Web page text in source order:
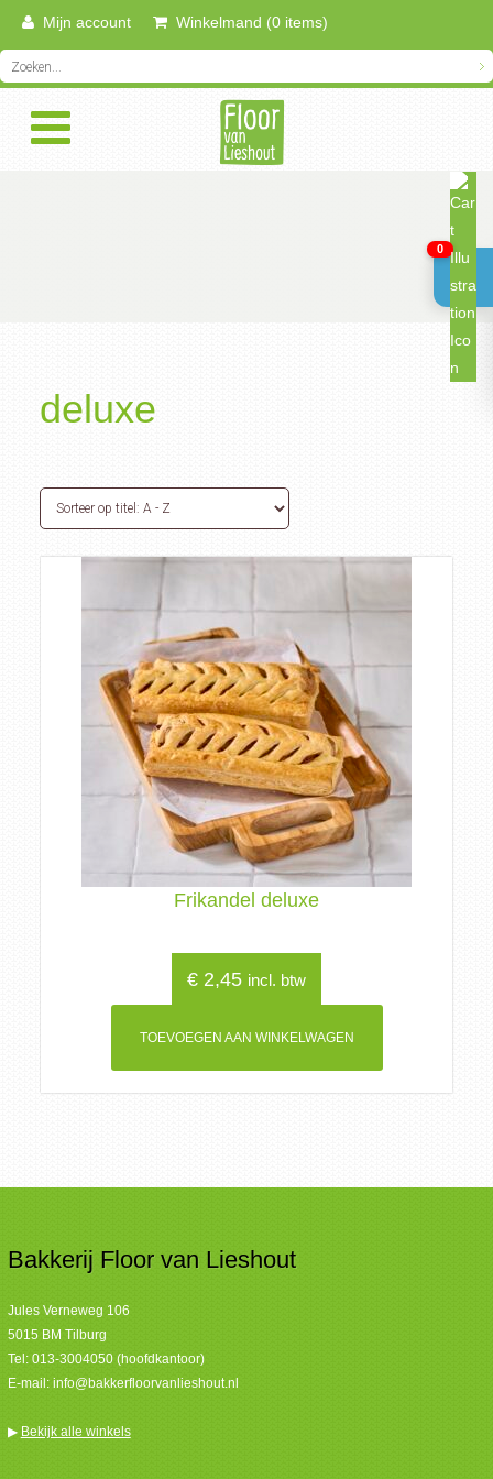
Mijn account Winkelmand (0 items)
deluxe
Frikandel deluxe
€ 2,45 incl. btw
TOEVOEGEN AAN WINKELWAGEN
Bakkerij Floor van Lieshout
Jules Verneweg 106
5015 BM Tilburg
Tel: 013-3004050 (hoofdkantoor)
E-mail: info@bakkerfloorvanlieshout.nl
▶ Bekijk alle winkels
0